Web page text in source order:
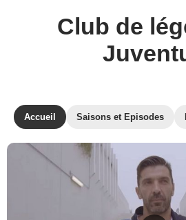
Club de
Accueil Saisons et Episodes